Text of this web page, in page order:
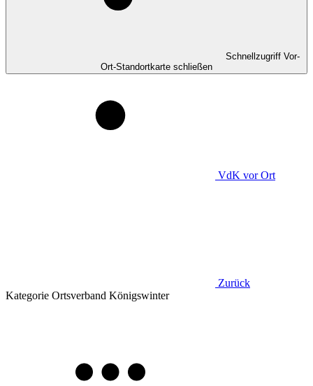
Schnellzugriff Vor-
Ort-Standortkarte schließen
VdK vor Ort
Zurück
Kategorie Ortsverband Königswinter